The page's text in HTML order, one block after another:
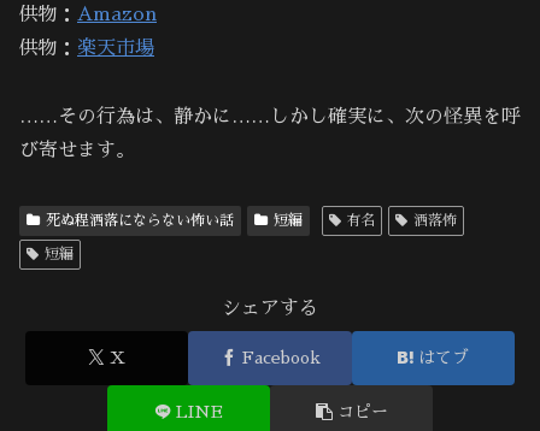
供物： Amazon
供物： 楽天市場
……その行為は、静かに……しかし確実に、次の怪異を呼
び寄せます。
死ぬ程洒落にならない怖い話 短編 有名 洒落怖
短編
シェアする
X Facebook はてブ
LINE コピー